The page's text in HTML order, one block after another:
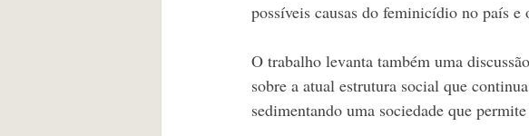
possíveis causas do feminicídio no país
O trabalho levanta também uma
sobre a atual estrutura social que
sedimentando uma sociedade que